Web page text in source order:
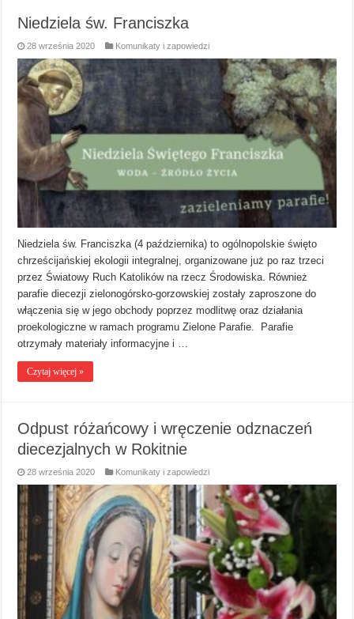
Niedziela św. Franciszka
28 września 2020 Komunikaty i zapowiedzi
Niedziela św. Franciszka (4 października) to ogólnopolskie święto
chrześcijańskiej ekologii integralnej, organizowane już po raz trzeci
przez Światowy Ruch Katolików na rzecz Środowiska. Również
parafie diecezji zielonogórsko-gorzowskiej zostały zaproszone do
włączenia się w jego obchody poprzez modlitwę oraz działania
proekologiczne w ramach programu Zielone Parafie. Parafie
otrzymały materiały informacyjne i …
Czytaj więcej »
Odpust różańcowy i wręczenie odznaczeń
diecezjalnych w Rokitnie
28 września 2020 Komunikaty i zapowiedzi